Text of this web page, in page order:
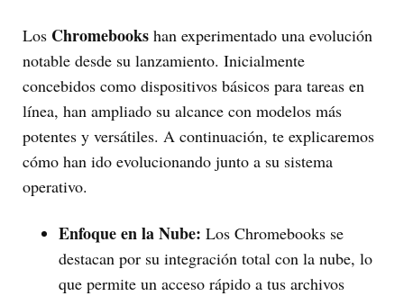
Los Chromebooks han experimentado una evolución
notable desde su lanzamiento. Inicialmente
concebidos como dispositivos básicos para tareas en
línea, han ampliado su alcance con modelos más
potentes y versátiles. A continuación, te explicaremos
cómo han ido evolucionando junto a su sistema
operativo.
Enfoque en la Nube: Los Chromebooks se
destacan por su integración total con la nube, lo
que permite un acceso rápido a tus archivos